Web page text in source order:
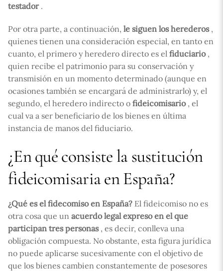
testador .
Por otra parte, a continuación, le siguen los herederos ,
quienes tienen una consideración especial, en tanto en
cuanto, el primero y heredero directo es el fiduciario ,
quien recibe el patrimonio para su conservación y
transmisión en un momento determinado (aunque en
ocasiones también se encargará de administrarlo) y, el
segundo, el heredero indirecto o fideicomisario , el
cual va a ser beneficiario de los bienes en última
instancia de manos del fiduciario.
¿En qué consiste la sustitución
fideicomisaria en España?
¿Qué es el fidecomiso en España? El fideicomiso no es
otra cosa que un acuerdo legal expreso en el que
participan tres personas , es decir, conlleva una
obligación compuesta. No obstante, esta figura jurídica
no puede aplicarse sucesivamente con el objetivo de
que los bienes cambien constantemente de posesores